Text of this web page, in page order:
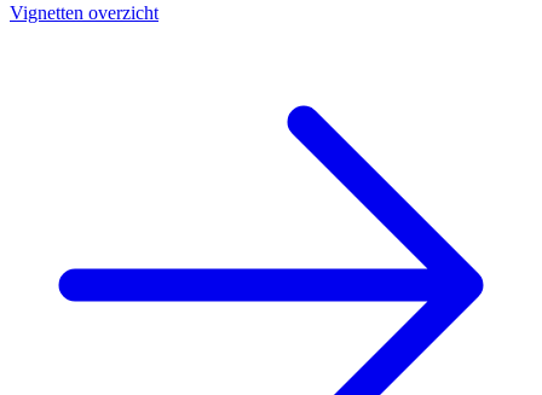
Vignetten overzicht